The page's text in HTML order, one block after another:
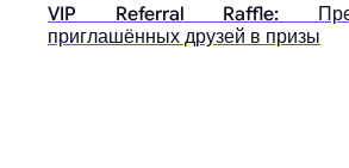
VIP Referral Raffle:
приглашённых друзей в призы